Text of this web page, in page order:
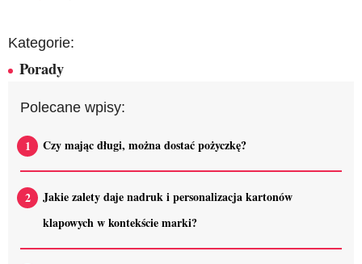
Kategorie:
Porady
Polecane wpisy:
Czy mając długi, można dostać pożyczkę?
Jakie zalety daje nadruk i personalizacja kartonów
klapowych w kontekście marki?